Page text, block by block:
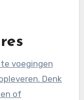
voegingen
Denk
of